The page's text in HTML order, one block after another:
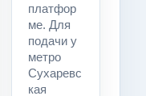
платфор
ме. Для
подачи у
метро
Сухаревс
кая